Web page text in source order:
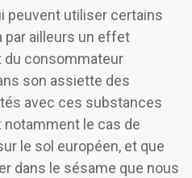
peuvent utiliser certains
par ailleurs un effet
du consommateur
son assiette des
avec ces substances
notamment le cas de
le sol européen, et que
dans le sésame que nous